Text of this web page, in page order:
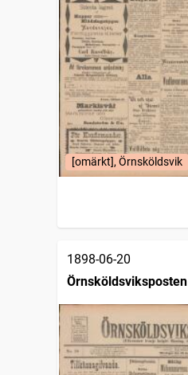
[omärkt], Örnsköldsvik
1898-06-20
Örnsköldsviksposten